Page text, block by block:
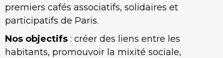
premiers cafés associatifs, solidaires et
participatifs de Paris.
Nos objectifs : créer des liens entre les
habitants, promouvoir la mixité sociale,